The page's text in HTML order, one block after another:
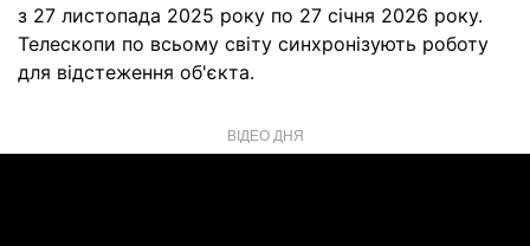
з 27 листопада 2025 року по 27 січня 2026 року.
Телескопи по всьому світу синхронізують роботу
для відстеження об'єкта.
ВІДЕО ДНЯ